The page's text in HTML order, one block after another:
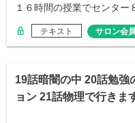
１６時間の授業でセンター
テキスト サロン会
19話暗闇の中 20話勉強
ョン 21話物理で行きま